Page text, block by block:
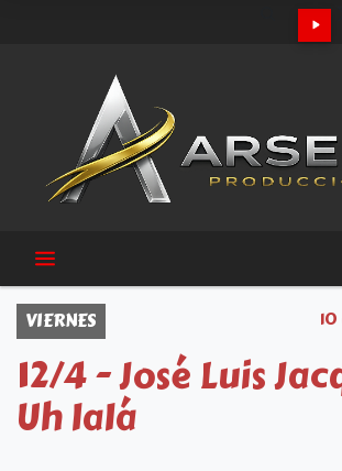
VIERNES
12/4 - José Luis
Uh lalá